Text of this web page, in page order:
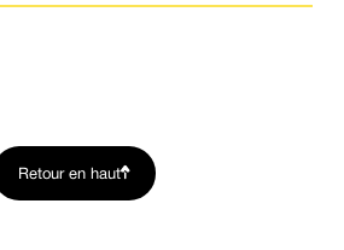
Retour en haut